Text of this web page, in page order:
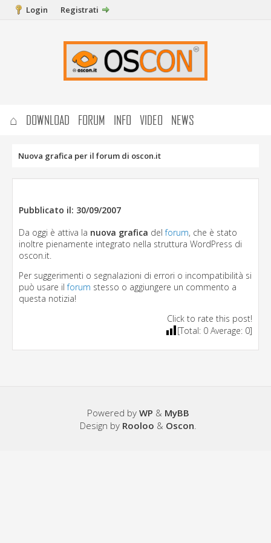
Login Registrati
⌂ DOWNLOAD FORUM INFO VIDEO NEWS
Nuova grafica per il forum di oscon.it
Pubblicato il: 30/09/2007
Da oggi è attiva la nuova grafica delforum, che è stato
inoltre pienamente integrato nella struttura WordPress di
oscon.it.
Per suggerimenti o segnalazioni di errori o incompatibilità si
può usare ilforum stesso o aggiungere un commento a
questa notizia!
Click to rate this post!
[Total: 0Average: 0]
Powered byWP & MyBB
Design by Rooloo & Oscon.